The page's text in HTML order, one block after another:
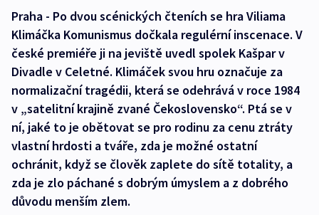
Praha - Po dvou scénických čteních se hra Viliama
Klimáčka Komunismus dočkala regulérní inscenace. V
české premiéře ji na jeviště uvedl spolek Kašpar v
Divadle v Celetné. Klimáček svou hru označuje za
normalizační tragédii, která se odehrává v roce 1984
v „satelitní krajině zvané Čekoslovensko“. Ptá se v
ní, jaké to je obětovat se pro rodinu za cenu ztráty
vlastní hrdosti a tváře, zda je možné ostatní
ochránit, když se člověk zaplete do sítě totality, a
zda je zlo páchané s dobrým úmyslem a z dobrého
důvodu menším zlem.